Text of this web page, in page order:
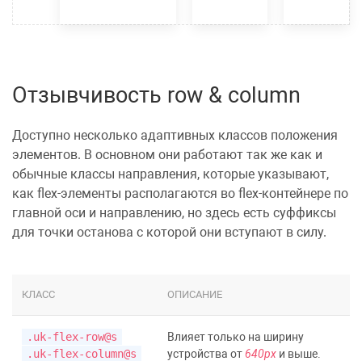
Отзывчивость row & column
Доступно несколько адаптивных классов положения
элементов. В основном они работают так же как и
обычные классы направления, которые указывают,
как flex-элементы располагаются во flex-контейнере по
главной оси и направлению, но здесь есть суффиксы
для точки останова с которой они вступают в силу.
КЛАСС ОПИСАНИЕ
.uk-flex-row@s
.uk-flex-column@s
Влияет только на ширину
устройства от640px и выше.